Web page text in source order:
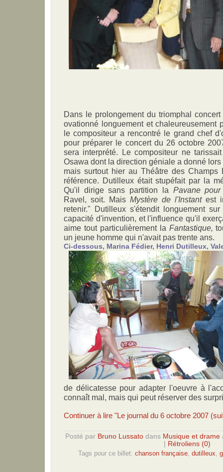
Dans le prolongement du triomphal
ovationné longuement et chaleureusement
le compositeur a rencontré le grand chef
pour préparer le concert du 26 octobre
sera interprété. Le compositeur ne
Osawa dont la direction géniale a donné
mais surtout hier au Théâtre des Champs
référence. Dutilleux était stupéfait par la
Qu'il dirige sans partition la Pavane
Ravel, soit. Mais Mystère de l'Instant est
retenir." Dutilleux s'étendit longuement
capacité d'invention, et l'influence qu'il
aime tout particulièrement la Fantastique,
un jeune homme qui n'avait pas trente ans.
Ci-dessous, Marina Fédier, Henri Dutilleux,
de délicatesse pour adapter l'oeuvre à
connaît mal, mais qui peut réserver des
Continuer à lire "Le journal du 6 octobre 2007
Posté par Bruno Lussato dans Musique et drame
Rétroliens (0)
Tags pour ce billet: chanson française dutilleux